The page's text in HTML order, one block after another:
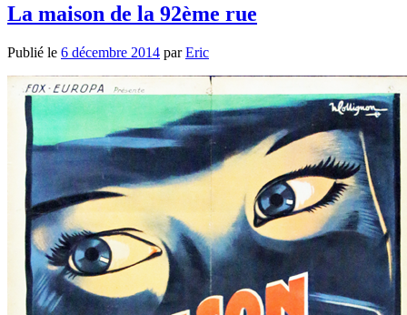
La maison de la 92ème rue
Publié le 6 décembre 2014 parEric